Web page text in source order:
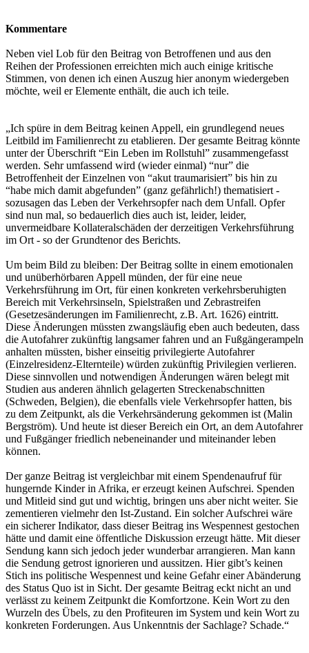
Kommentare
Neben viel Lob für den Beitrag von Betroffenen und aus den
Reihen der Professionen erreichten mich auch einige kritische
Stimmen, von denen ich einen Auszug hier anonym wiedergeben
möchte, weil er Elemente enthält, die auch ich teile.
„Ich spüre in dem Beitrag keinen Appell, ein grundlegend neues
Leitbild im Familienrecht zu etablieren. Der gesamte Beitrag könnte
unter der Überschrift “Ein Leben im Rollstuhl” zusammengefasst
werden. Sehr umfassend wird (wieder einmal) “nur” die
Betroffenheit der Einzelnen von “akut traumarisiert” bis hin zu
“habe mich damit abgefunden” (ganz gefährlich!) thematisiert -
sozusagen das Leben der Verkehrsopfer nach dem Unfall. Opfer
sind nun mal, so bedauerlich dies auch ist, leider, leider,
unvermeidbare Kollateralschäden der derzeitigen Verkehrsführung
im Ort - so der Grundtenor des Berichts.
Um beim Bild zu bleiben: Der Beitrag sollte in einem emotionalen
und unüberhörbaren Appell münden, der für eine neue
Verkehrsführung im Ort, für einen konkreten verkehrsberuhigten
Bereich mit Verkehrsinseln, Spielstraßen und Zebrastreifen
(Gesetzesänderungen im Familienrecht, z.B. Art. 1626) eintritt.
Diese Änderungen müssten zwangsläufig eben auch bedeuten, dass
die Autofahrer zukünftig langsamer fahren und an Fußgängerampeln
anhalten müssten, bisher einseitig privilegierte Autofahrer
(Einzelresidenz-Elternteile) würden zukünftig Privilegien verlieren.
Diese sinnvollen und notwendigen Änderungen wären belegt mit
Studien aus anderen ähnlich gelagerten Streckenabschnitten
(Schweden, Belgien), die ebenfalls viele Verkehrsopfer hatten, bis
zu dem Zeitpunkt, als die Verkehrsänderung gekommen ist (Malin
Bergström). Und heute ist dieser Bereich ein Ort, an dem Autofahrer
und Fußgänger friedlich nebeneinander und miteinander leben
können.
Der ganze Beitrag ist vergleichbar mit einem Spendenaufruf für
hungernde Kinder in Afrika, er erzeugt keinen Aufschrei. Spenden
und Mitleid sind gut und wichtig, bringen uns aber nicht weiter. Sie
zementieren vielmehr den Ist-Zustand. Ein solcher Aufschrei wäre
ein sicherer Indikator, dass dieser Beitrag ins Wespennest gestochen
hätte und damit eine öffentliche Diskussion erzeugt hätte. Mit dieser
Sendung kann sich jedoch jeder wunderbar arrangieren. Man kann
die Sendung getrost ignorieren und aussitzen. Hier gibt’s keinen
Stich ins politische Wespennest und keine Gefahr einer Abänderung
des Status Quo ist in Sicht. Der gesamte Beitrag eckt nicht an und
verlässt zu keinem Zeitpunkt die Komfortzone. Kein Wort zu den
Wurzeln des Übels, zu den Profiteuren im System und kein Wort zu
konkreten Forderungen. Aus Unkenntnis der Sachlage? Schade.“